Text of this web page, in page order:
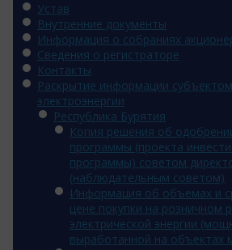
Устав
Внутренние документы
Информация о собраниях
Сведения о регистраторе
Контакты
Раскрытие информации
электроэнергии
Республика Бурятия
Копия решения об
программы (проекта
программы) советом
(наблюдательным советом)
Информация об объемах и
цене покупки на розничном
электрической энергии
выработанной на объектах